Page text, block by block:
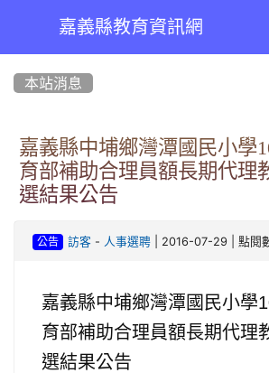
嘉義縣教育資訊網
本站消息
嘉義縣中埔鄉灣潭國民小學
育部補助合理員額長期代理
選結果公告
公告 訪客- 人事選聘| 2016-07-29 | 點閱
嘉義縣中埔鄉灣潭國民小學
育部補助合理員額長期代理
選結果公告